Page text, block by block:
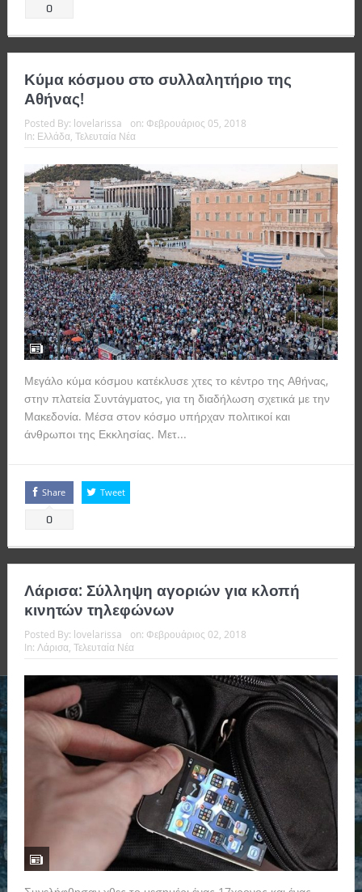
0
Κύμα κόσμου στο συλλαλητήριο της
Αθήνας!
Posted By: lovelarissa on: Φεβρουάριος 05, 2018
In: Ελλάδα Τελευταία Νέα
Μεγάλο κύμα κόσμου κατέκλυσε χτες το κέντρο της Αθήνας,
στην πλατεία Συντάγματος, για τη διαδήλωση σχετικά με την
Μακεδονία. Μέσα στον κόσμο υπήρχαν πολιτικοί και
άνθρωποι της Εκκλησίας. Μετ...
Share
0
Tweet
Λάρισα: Σύλληψη αγοριών για κλοπή
κινητών τηλεφώνων
Posted By: lovelarissa on: Φεβρουάριος 02, 2018
In: Λάρισα Τελευταία Νέα